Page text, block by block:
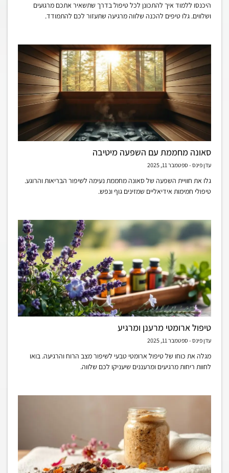
היכנסו ללמוד איך להתכונן לכל טיפול בדרך שתשאיר אתכם מרגועים
ושלווים. גלו טיפים להכנה שלווה מרגיעה שתעזור לכם להתמודד.
סאונה מחממת עם השפעה מיטיבה
עדן פינס ספטמבר 11, 2025
גלו את חוויית השפעה של סאונה מחממת נעימה לשיפור הבריאות והרוגע.
טיפולי חמימות אידיאליים שמזינים גוף ונפש.
טיפול ארומטי מרענן ומרגיע
עדן פינס ספטמבר 11, 2025
מגלה את כוחו של טיפול ארומטי טבעי לשיפור מצב הרוח והרגיעה. בואו
לחוות ריחות מרגיעים ומרעננים שיעניקו לכם שלווה.